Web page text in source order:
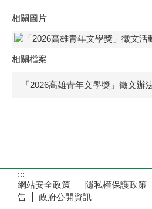
相關圖片
相關檔案
「2026高雄青年文學獎」徵文辦法
:::
網站安全政策
隱私權保護政策
告
政府公開資訊